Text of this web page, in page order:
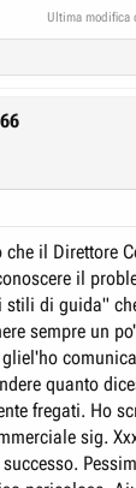
Ultima modifica
il Direttore
il
di guida"
sempre un
quanto
fregati. Ho
sig.